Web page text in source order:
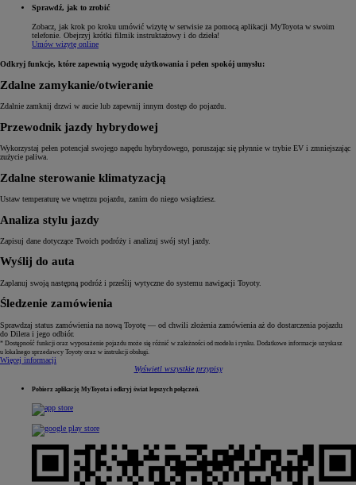
Sprawdź, jak to zrobić
Zobacz, jak krok po kroku umówić wizytę w serwisie za pomocą aplikacji MyToyota w swoim
telefonie. Obejrzyj krótki filmik instruktażowy i do dzieła!
Umów wizytę online
Odkryj funkcje, które zapewnią wygodę użytkowania i pełen spokój umysłu:
Zdalne zamykanie/otwieranie
Zdalnie zamknij drzwi w aucie lub zapewnij innym dostęp do pojazdu.
Przewodnik jazdy hybrydowej
Wykorzystaj pełen potencjał swojego napędu hybrydowego, poruszając się płynnie w trybie EV i zmniejszając
zużycie paliwa.
Zdalne sterowanie klimatyzacją
Ustaw temperaturę we wnętrzu pojazdu, zanim do niego wsiądziesz.
Analiza stylu jazdy
Zapisuj dane dotyczące Twoich podróży i analizuj swój styl jazdy.
Wyślij do auta
Zaplanuj swoją następną podróż i prześlij wytyczne do systemu nawigacji Toyoty.
Śledzenie zamówienia
Sprawdzaj status zamówienia na nową Toyotę — od chwili złożenia zamówienia aż do dostarczenia pojazdu
do Dilera i jego odbiór.
* Dostępność funkcji oraz wyposażenie pojazdu może się różnić w zależności od modelu i rynku. Dodatkowe informacje uzyskasz
u lokalnego sprzedawcy Toyoty oraz w instrukcji obsługi.
Więcej informacji
Wyświetl wszystkie przypisy
Pobierz aplikację MyToyota i odkryj świat lepszych połączeń.